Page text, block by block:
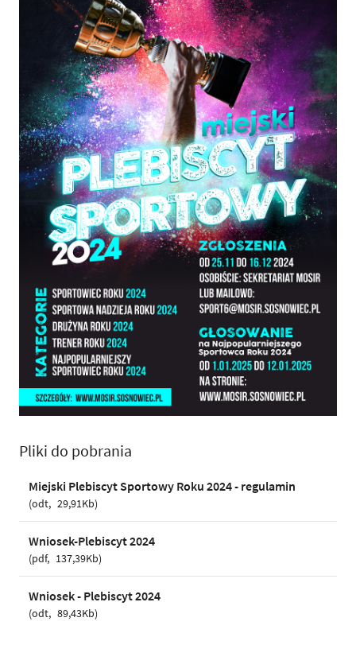
Pliki do pobrania
Miejski Plebiscyt Sportowy Roku 2024 - regulamin
odt 29,91Kb
Wniosek-Plebiscyt 2024
pdf 137,39Kb
Wniosek - Plebiscyt 2024
odt 89,43Kb